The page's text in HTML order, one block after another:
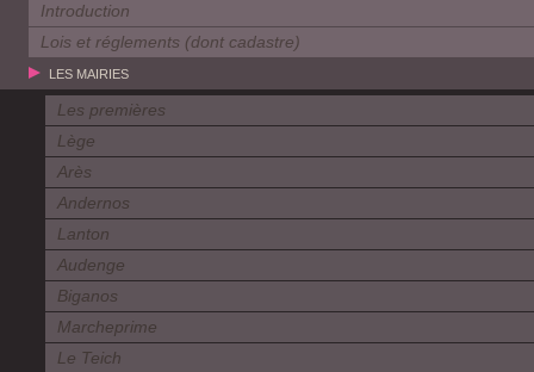
Introduction
Lois et réglements (dont cadastre)
LES MAIRIES
Les premières
Lège
Arès
Andernos
Lanton
Audenge
Biganos
Marcheprime
Le Teich